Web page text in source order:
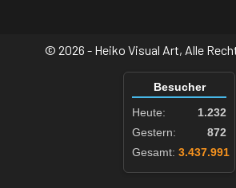
© 2026 - Heiko Visual Art, Alle
Besucher
Heute:
1.232
Gestern:
872
Gesamt: 3.437.991